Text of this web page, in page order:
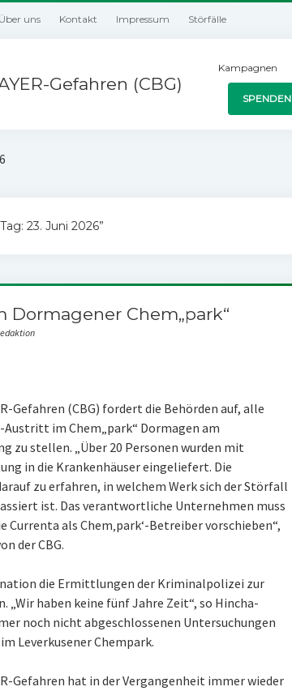
Über uns Kontakt Impressum Störfälle
Gefahren (CBG)
Kampagnen
SPENDEN
23. Juni 2026”
Dormagener Chem„park“
Gefahren (CBG) fordert die Behörden auf, alle
im Chem„park“ Dormagen am
zu stellen. „Über 20 Personen wurden mit
in die Krankenhäuser eingeliefert. Die
zu erfahren, in welchem Werk sich der Störfall
ist. Das verantwortliche Unternehmen muss
Currenta als Chem‚park‘-Betreiber vorschieben“,
der CBG.
die Ermittlungen der Kriminalpolizei zur
„Wir haben keine fünf Jahre Zeit“, so Hincha-
noch nicht abgeschlossenen Untersuchungen
Leverkusener Chempark.
Gefahren hat in der Vergangenheit immer wieder